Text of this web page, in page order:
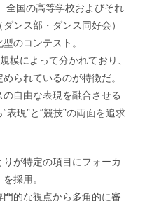
全国の高等学校およびそれ
ンス部・ダンス同好会）
のコンテスト。
模によって分かれており、
られているのが特徴だ。
自由な表現を融合させる
表現”と“競技”の両面を追求
が特定の項目にフォーカ
採用。
的な視点から多角的に審